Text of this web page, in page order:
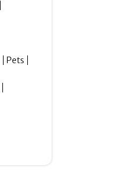
Pets